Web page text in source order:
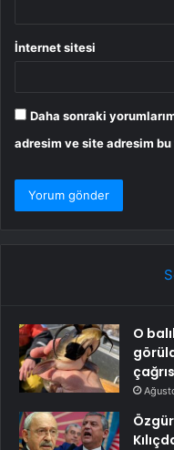
İnternet sitesi
Daha sonraki
adresim ve site adresim
O